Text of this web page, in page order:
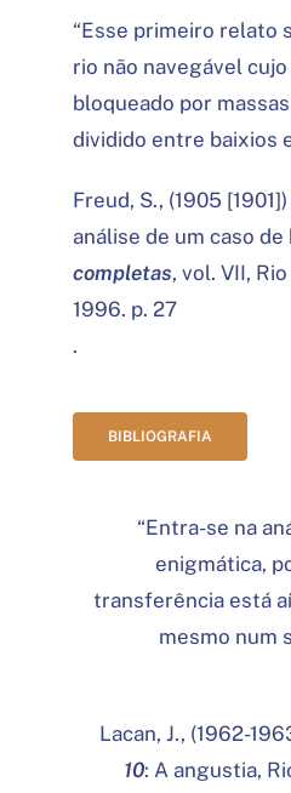
“Esse primeiro relato
rio não navegável
bloqueado por
dividido entre baixios
Freud, S., (1905
análise de um caso de
completas, vol. VII,
1996. p. 27
.
BIBLIOGRAFIA
“Entra-se na
enigmática,
transferência está
mesmo num
Lacan, J., (1962-
10: A angustia,